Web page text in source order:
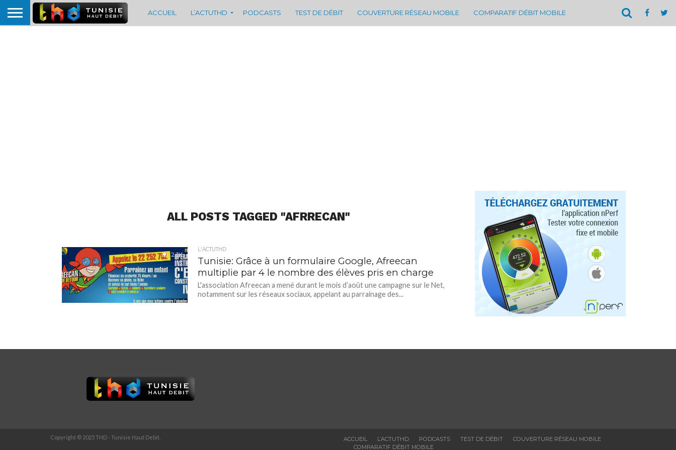
ACCUEIL L’ACTUTHD PODCASTS TEST DE DÉBIT COUVERTURE RÉSEAU MOBILE COMPARATIF DÉBIT MOBILE
ALL POSTS TAGGED "AFRRECAN"
2.3K
L'ACTUTHD
Tunisie: Grâce à un formulaire Google, Afreecan
multiplie par 4 le nombre des élèves pris en charge
L'association Afreecan a mené durant le mois d’août une campagne sur le Net,
notamment sur les réseaux sociaux, appelant au parrainage des...
ACCUEIL L’ACTUTHD PODCASTS TEST DE DÉBIT
COUVERTURE RÉSEAU MOBILE
COMPARATIF DÉBIT MOBILE
Copyright © 2025 THD - Tunisie Haut Debit.